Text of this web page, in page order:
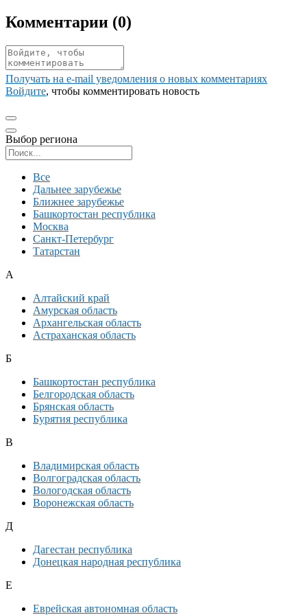
Комментарии (0)
Получать на e‑mail уведомления о новых комментариях
Войдите, чтобы комментировать новость
Выбор региона
Все
Дальнее зарубежье
Ближнее зарубежье
Башкортостан республика
Москва
Санкт-Петербург
Татарстан
А
Алтайский край
Амурская область
Архангельская область
Астраханская область
Б
Башкортостан республика
Белгородская область
Брянская область
Бурятия республика
В
Владимирская область
Волгоградская область
Вологодская область
Воронежская область
Д
Дагестан республика
Донецкая народная республика
Е
Еврейская автономная область